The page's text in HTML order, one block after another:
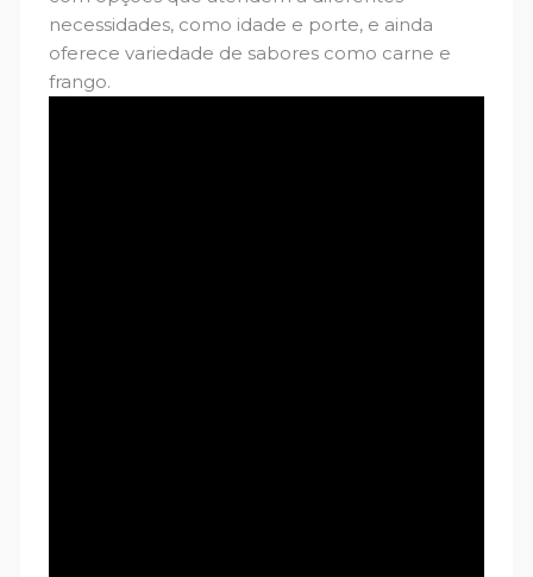
necessidades, como idade e porte, e ainda
oferece variedade de sabores como carne e
frango.